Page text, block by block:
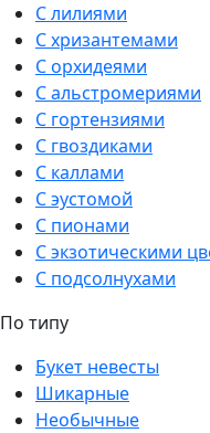
С лилиями
С хризантемами
С орхидеями
С альстромериями
С гортензиями
С гвоздиками
С каллами
С эустомой
С пионами
С экзотическими
С подсолнухами
По типу
Букет невесты
Шикарные
Необычные